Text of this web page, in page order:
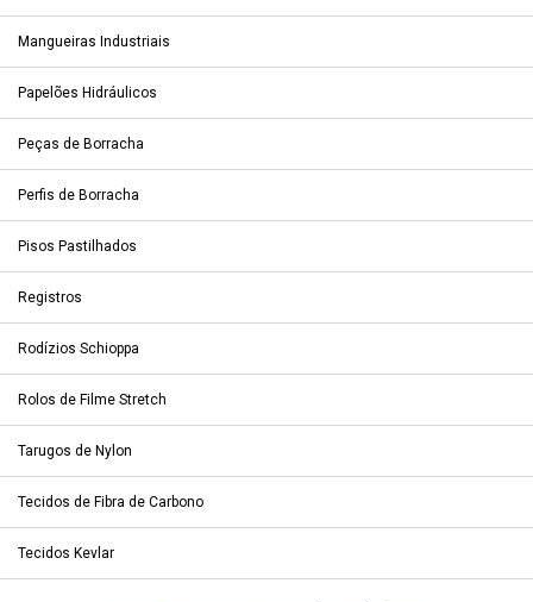
Mangueiras Industriais
Papelões Hidráulicos
Peças de Borracha
Perfis de Borracha
Pisos Pastilhados
Registros
Rodízios Schioppa
Rolos de Filme Stretch
Tarugos de Nylon
Tecidos de Fibra de Carbono
Tecidos Kevlar